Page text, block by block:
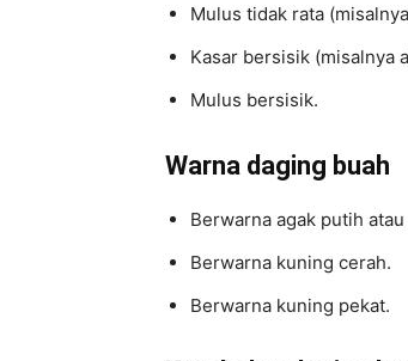
Mulus tidak rata
Kasar bersisik (misalnya
Mulus bersisik.
Warna daging buah
Berwarna agak putih
Berwarna kuning cerah.
Berwarna kuning pekat.